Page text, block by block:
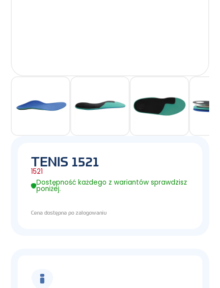
TENIS 1521
1521
Dostępność każdego z wariantów sprawdzisz
poniżej.
Cena dostępna po zalogowaniu